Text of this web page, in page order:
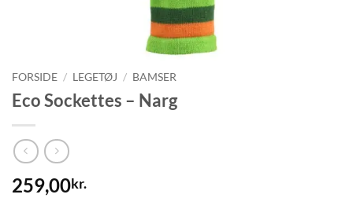
FORSIDE / LEGETØJ / BAMSER
Eco Sockettes – Narg
259,00kr.